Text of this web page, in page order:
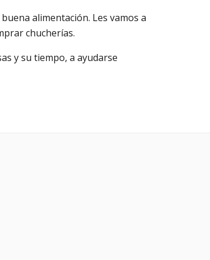
alimentación. Les vamos a
chucherías.
y su tiempo, a ayudarse